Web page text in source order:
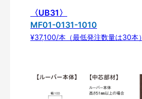
〈UB31〉
MF01-0131-1010
¥37,100/本（最低発注数量は30本）